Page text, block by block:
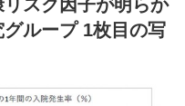
スク因子が明らか
ループ 1枚目の写